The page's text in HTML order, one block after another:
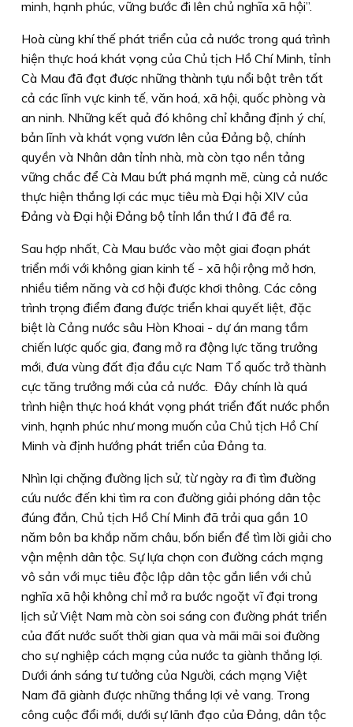
minh, hạnh phúc, vững bước đi lên chủ nghĩa xã hội”.
Hoà cùng khí thế phát triển của cả nước trong quá trình
hiện thực hoá khát vọng của Chủ tịch Hồ Chí Minh, tỉnh
Cà Mau đã đạt được những thành tựu nổi bật trên tất
cả các lĩnh vực kinh tế, văn hoá, xã hội, quốc phòng và
an ninh. Những kết quả đó không chỉ khẳng định ý chí,
bản lĩnh và khát vọng vươn lên của Đảng bộ, chính
quyền và Nhân dân tỉnh nhà, mà còn tạo nền tảng
vững chắc để Cà Mau bứt phá mạnh mẽ, cùng cả nước
thực hiện thắng lợi các mục tiêu mà Đại hội XIV của
Đảng và Đại hội Đảng bộ tỉnh lần thứ I đã đề ra.
Sau hợp nhất, Cà Mau bước vào một giai đoạn phát
triển mới với không gian kinh tế - xã hội rộng mở hơn,
nhiều tiềm năng và cơ hội được khơi thông. Các công
trình trọng điểm đang được triển khai quyết liệt, đặc
biệt là Cảng nước sâu Hòn Khoai - dự án mang tầm
chiến lược quốc gia, đang mở ra động lực tăng trưởng
mới, đưa vùng đất địa đầu cực Nam Tổ quốc trở thành
cực tăng trưởng mới của cả nước. Đây chính là quá
trình hiện thực hoá khát vọng phát triển đất nước phồn
vinh, hạnh phúc như mong muốn của Chủ tịch Hồ Chí
Minh và định hướng phát triển của Đảng ta.
Nhìn lại chặng đường lịch sử, từ ngày ra đi tìm đường
cứu nước đến khi tìm ra con đường giải phóng dân tộc
đúng đắn, Chủ tịch Hồ Chí Minh đã trải qua gần 10
năm bôn ba khắp năm châu, bốn biển để tìm lời giải cho
vận mệnh dân tộc. Sự lựa chọn con đường cách mạng
vô sản với mục tiêu độc lập dân tộc gắn liền với chủ
nghĩa xã hội không chỉ mở ra bước ngoặt vĩ đại trong
lịch sử Việt Nam mà còn soi sáng con đường phát triển
của đất nước suốt thời gian qua và mãi mãi soi đường
cho sự nghiệp cách mạng của nước ta giành thắng lợi.
Dưới ánh sáng tư tưởng của Người, cách mạng Việt
Nam đã giành được những thắng lợi vẻ vang. Trong
công cuộc đổi mới, dưới sự lãnh đạo của Đảng, dân tộc